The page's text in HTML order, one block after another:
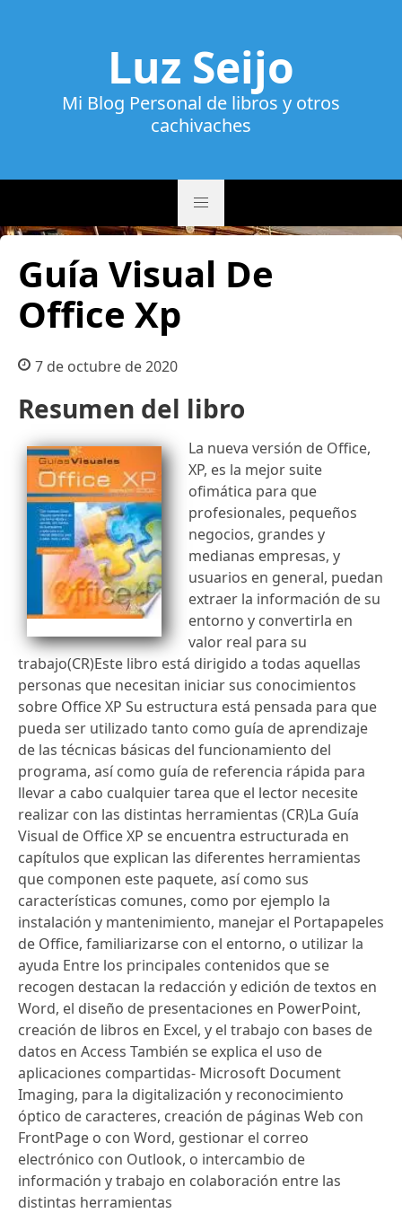
Luz Seijo
Mi Blog Personal de libros y otros
cachivaches
Guía Visual De
Office Xp
7 de octubre de 2020
Resumen del libro
La nueva versión de Office,
XP, es la mejor suite
ofimática para que
profesionales, pequeños
negocios, grandes y
medianas empresas, y
usuarios en general, puedan
extraer la información de su
entorno y convertirla en
valor real para su
trabajo(CR)Este libro está dirigido a todas aquellas
personas que necesitan iniciar sus conocimientos
sobre Office XP Su estructura está pensada para que
pueda ser utilizado tanto como guía de aprendizaje
de las técnicas básicas del funcionamiento del
programa, así como guía de referencia rápida para
llevar a cabo cualquier tarea que el lector necesite
realizar con las distintas herramientas (CR)La Guía
Visual de Office XP se encuentra estructurada en
capítulos que explican las diferentes herramientas
que componen este paquete, así como sus
características comunes, como por ejemplo la
instalación y mantenimiento, manejar el Portapapeles
de Office, familiarizarse con el entorno, o utilizar la
ayuda Entre los principales contenidos que se
recogen destacan la redacción y edición de textos en
Word, el diseño de presentaciones en PowerPoint,
creación de libros en Excel, y el trabajo con bases de
datos en Access También se explica el uso de
aplicaciones compartidas- Microsoft Document
Imaging, para la digitalización y reconocimiento
óptico de caracteres, creación de páginas Web con
FrontPage o con Word, gestionar el correo
electrónico con Outlook, o intercambio de
información y trabajo en colaboración entre las
distintas herramientas